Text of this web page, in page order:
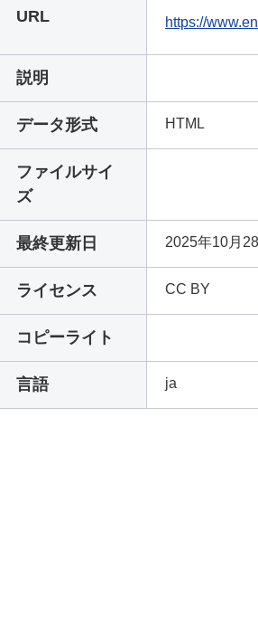
URL https://
説明
データ形式 HTML
ファイルサイ
ズ
最終更新日 2025年10月
ライセンス CC BY
コピーライト
言語 ja